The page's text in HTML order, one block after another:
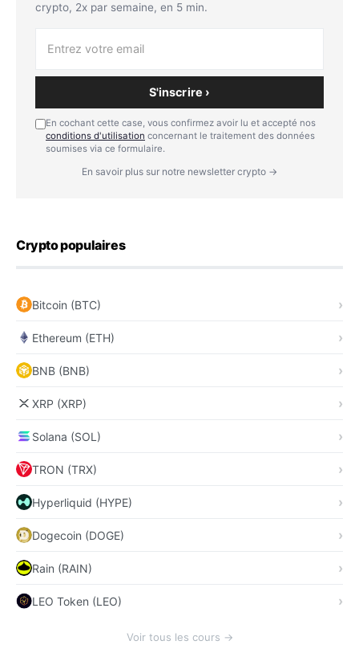
crypto, 2x par semaine, en 5 min.
S'inscrire ›
En cochant cette case, vous confirmez avoir lu et accepté nos
conditions d'utilisation concernant le traitement des données
soumises via ce formulaire.
En savoir plus sur notre newsletter crypto →
Crypto populaires
Bitcoin (BTC)
Ethereum (ETH)
BNB (BNB)
XRP (XRP)
Solana (SOL)
TRON (TRX)
Hyperliquid (HYPE)
Dogecoin (DOGE)
Rain (RAIN)
LEO Token (LEO)
Voir tous les cours →